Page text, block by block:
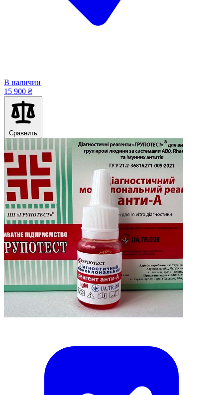
В наличии
15 900 ₴
Сравнить